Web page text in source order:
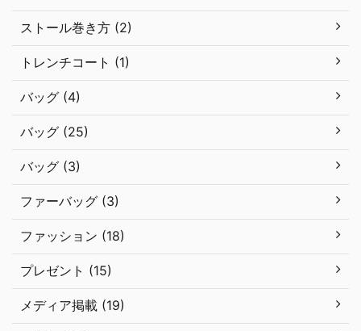
ストール巻き方 (2)
トレンチコート (1)
バッグ (4)
バッグ (25)
バッグ (3)
ファーバッグ (3)
ファッション (18)
プレゼント (15)
メディア掲載 (19)